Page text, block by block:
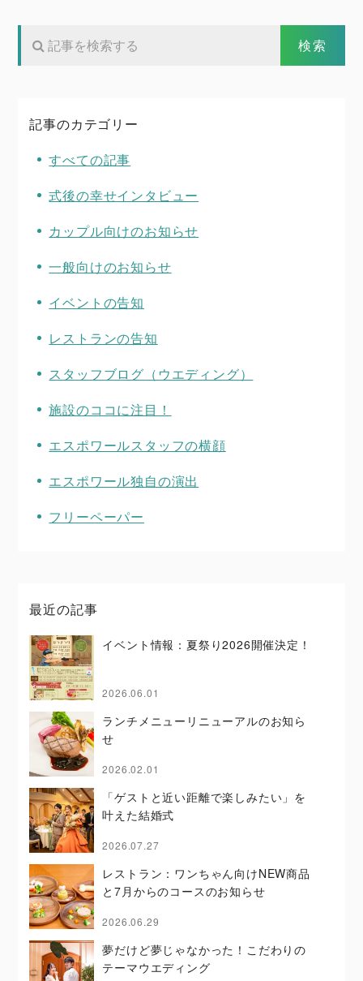
記事のカテゴリー
すべての記事
式後の幸せインタビュー
カップル向けのお知らせ
一般向けのお知らせ
イベントの告知
レストランの告知
スタッフブログ（ウエディング）
施設のココに注目！
エスポワールスタッフの横顔
エスポワール独自の演出
フリーペーパー
最近の記事
イベント情報：夏祭り2026開催決定！
2026.06.01
ランチメニューリニューアルのお知ら
せ
2026.02.01
「ゲストと近い距離で楽しみたい」を
叶えた結婚式
2026.07.27
レストラン：ワンちゃん向けNEW商品
と7月からのコースのお知らせ
2026.06.29
夢だけど夢じゃなかった！こだわりの
テーマウエディング